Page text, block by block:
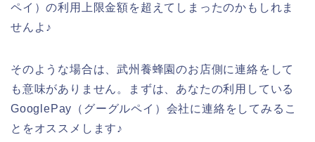
ペイ）の利用上限金額を超えてしまったのかもしれま
せんよ♪
そのような場合は、武州養蜂園のお店側に連絡をして
も意味がありません。まずは、あなたの利用している
GooglePay（グーグルペイ）会社に連絡をしてみるこ
とをオススメします♪